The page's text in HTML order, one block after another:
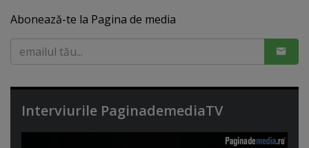
Abonează-te la Pagina de media
Interviurile PaginademediaTV